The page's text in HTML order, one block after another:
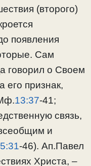
(второго)
появления
Сам
говорил о Своем
его признак,
13:37-41;
связь,
и
-46). Ап.Павел
Христа, –